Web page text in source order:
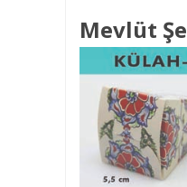
Mevlüt